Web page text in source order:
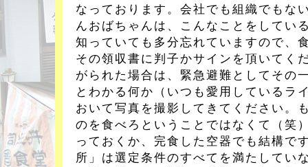
なっております。会社でも組織でもな
んおばちゃんは、こんなことをしてい
知っていても多分忘れていますので、
その領収書に判子かサインを頂いてく
がられた場合は、緊急避難としてその
とわかる何か（いつも愛用しているラ
おいて写真を撮影してきてください。
のを食べろということではなくて（笑
っておくか、完食した空器でも結構で
所」は選定条件のすべてを満たしてい